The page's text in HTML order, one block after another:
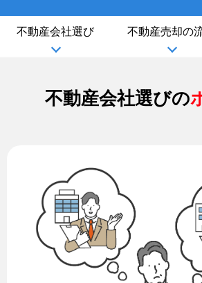
不動産会社選び 不動産売却の
不動産会社選びの